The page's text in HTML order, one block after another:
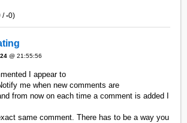
/-0)
@ 21:55:56
I appear to
me when new comments are
from now on each time a comment is added I
same comment. There has to be a way you